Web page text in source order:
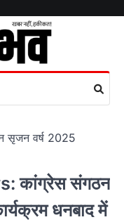
सृजन वर्ष 2025
कांग्रेस संगठन
धनबाद में